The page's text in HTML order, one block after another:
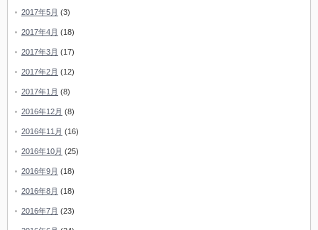
2017年5月 (3)
2017年4月 (18)
2017年3月 (17)
2017年2月 (12)
2017年1月 (8)
2016年12月 (8)
2016年11月 (16)
2016年10月 (25)
2016年9月 (18)
2016年8月 (18)
2016年7月 (23)